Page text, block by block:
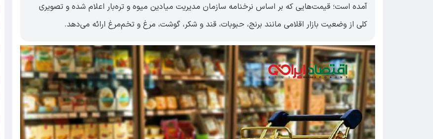
آمده است؛ قیمت‌هایی که بر اساس نرخنامه سازمان مدیریت میادین میوه و تره‌بار اعلام شده و تصویری
کلی از وضعیت بازار اقلامی مانند برنج، حبوبات، قند و شکر، گوشت، مرغ و تخم‌مرغ ارائه می‌دهد.